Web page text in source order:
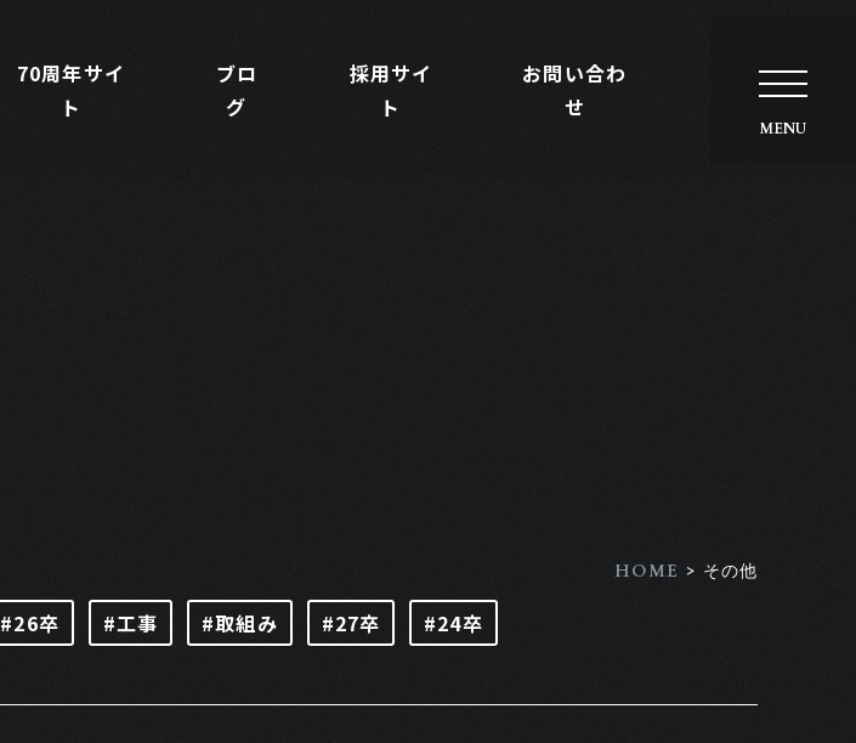
70周年サイ
ト
ブロ
グ
採用サイ
ト
お問い合わ
せ
HOME > その他
#26卒 #工事 #取組み #27卒 #24卒